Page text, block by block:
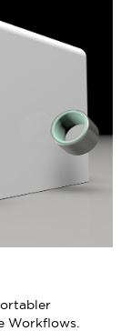
Workflows.